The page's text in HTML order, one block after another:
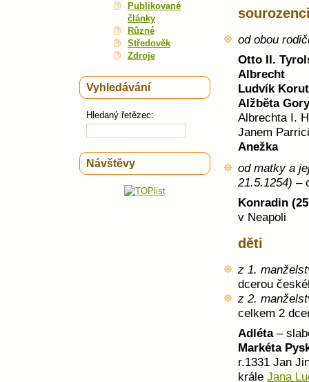
od obou
Otto II.
Albrecht
Ludvík
Alžběta
Albrechta I.
Janem
Anežka
od matky a
21.5.1254) –
Konradin
v Neapoli
děti
z 1.
dcerou
z 2.
celkem 2
Adléta–
Markéta
r.1331 Jan
krále Jana
Publikované
články
Různé
Středověk
Zdroje
Vyhledávání
Hledaný řetězec:
Návštěvy